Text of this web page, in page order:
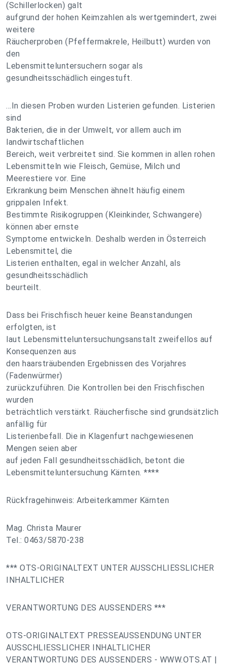
(Schillerlocken) galt
aufgrund der hohen Keimzahlen als wertgemindert, zwei
weitere
Räucherproben (Pfeffermakrele, Heilbutt) wurden von
den
Lebensmitteluntersuchern sogar als
gesundheitsschädlich eingestuft.
...In diesen Proben wurden Listerien gefunden. Listerien
sind
Bakterien, die in der Umwelt, vor allem auch im
landwirtschaftlichen
Bereich, weit verbreitet sind. Sie kommen in allen rohen
Lebensmitteln wie Fleisch, Gemüse, Milch und
Meerestiere vor. Eine
Erkrankung beim Menschen ähnelt häufig einem
grippalen Infekt.
Bestimmte Risikogruppen (Kleinkinder, Schwangere)
können aber ernste
Symptome entwickeln. Deshalb werden in Österreich
Lebensmittel, die
Listerien enthalten, egal in welcher Anzahl, als
gesundheitsschädlich
beurteilt.
Dass bei Frischfisch heuer keine Beanstandungen
erfolgten, ist
laut Lebensmitteluntersuchungsanstalt zweifellos auf
Konsequenzen aus
den haarsträubenden Ergebnissen des Vorjahres
(Fadenwürmer)
zurückzuführen. Die Kontrollen bei den Frischfischen
wurden
beträchtlich verstärkt. Räucherfische sind grundsätzlich
anfällig für
Listerienbefall. Die in Klagenfurt nachgewiesenen
Mengen seien aber
auf jeden Fall gesundheitsschädlich, betont die
Lebensmitteluntersuchung Kärnten. ****
Rückfragehinweis: Arbeiterkammer Kärnten
Mag. Christa Maurer
Tel.: 0463/5870-238
*** OTS-ORIGINALTEXT UNTER AUSSCHLIESSLICHER
INHALTLICHER
VERANTWORTUNG DES AUSSENDERS ***
OTS-ORIGINALTEXT PRESSEAUSSENDUNG UNTER
AUSSCHLIESSLICHER INHALTLICHER
VERANTWORTUNG DES AUSSENDERS - WWW.OTS.AT |